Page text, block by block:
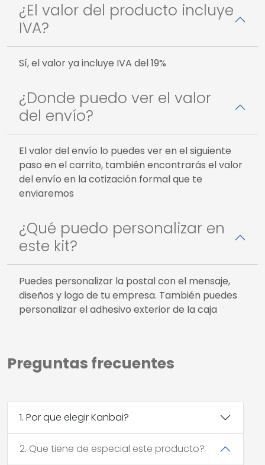
¿El valor del producto incluye
IVA?
Sí, el valor ya incluye IVA del 19%
¿Donde puedo ver el valor
del envío?
El valor del envío lo puedes ver en el siguiente
paso en el carrito, también encontrarás el valor
del envío en la cotización formal que te
enviaremos
¿Qué puedo personalizar en
este kit?
Puedes personalizar la postal con el mensaje,
diseños y logo de tu empresa. También puedes
personalizar el adhesivo exterior de la caja
Preguntas frecuentes
1. Por que elegir Kanbai?
2. Que tiene de especial este producto?